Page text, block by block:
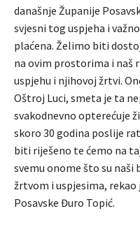
današnje Županije
svjesni tog uspjeha i
plaćena. Želimo biti
na ovim prostorima i naš
uspjehu i njihovoj žrtvi.
Oštroj Luci, smeta je ta
svakodnevno opterećuje
skoro 30 godina poslije
biti riješeno te ćemo na
svemu onome što su
žrtvom i uspjesima, rekao
Posavske Đuro Topić.